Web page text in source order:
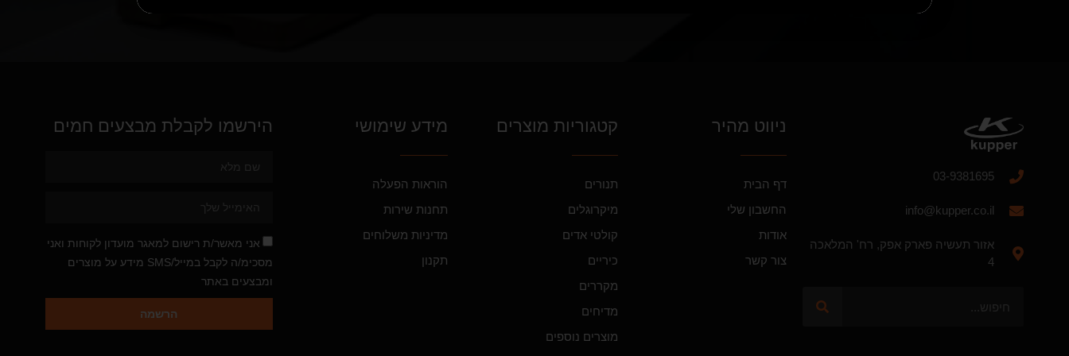
03-9381695
info@kupper.co.il
אזור תעשיה פארק אפק, רח' המלאכה
4
ניווט מהיר
דף הבית
החשבון שלי
אודות
צור קשר
קטגוריות מוצרים
תנורים
מיקרוגלים
קולטי אדים
כיריים
מקררים
מדיחים
מוצרים נוספים
מידע שימושי
הוראות הפעלה
תחנות שירות
מדיניות משלוחים
תקנון
הירשמו לקבלת מבצעים חמים
אני מאשר/ת רישום למאגר מועדון לקוחות ואני
מסכימ/ה לקבל במייל/SMS מידע על מוצרים
ומבצעים באתר
הרשמה